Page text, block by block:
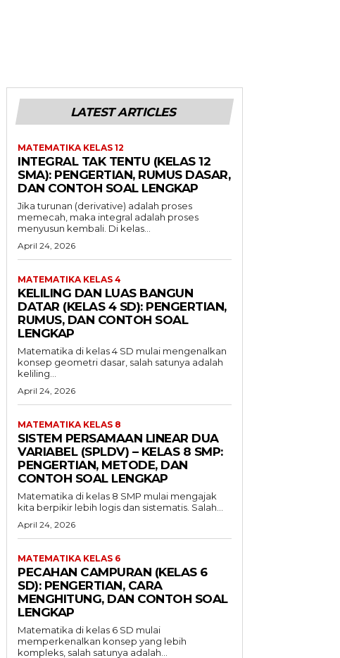
LATEST ARTICLES
MATEMATIKA KELAS 12
INTEGRAL TAK TENTU (KELAS 12
SMA): PENGERTIAN, RUMUS DASAR,
DAN CONTOH SOAL LENGKAP
Jika turunan (derivative) adalah proses
memecah, maka integral adalah proses
menyusun kembali. Di kelas...
April 24, 2026
MATEMATIKA KELAS 4
KELILING DAN LUAS BANGUN
DATAR (KELAS 4 SD): PENGERTIAN,
RUMUS, DAN CONTOH SOAL
LENGKAP
Matematika di kelas 4 SD mulai mengenalkan
konsep geometri dasar, salah satunya adalah
keliling...
April 24, 2026
MATEMATIKA KELAS 8
SISTEM PERSAMAAN LINEAR DUA
VARIABEL (SPLDV) – KELAS 8 SMP:
PENGERTIAN, METODE, DAN
CONTOH SOAL LENGKAP
Matematika di kelas 8 SMP mulai mengajak
kita berpikir lebih logis dan sistematis. Salah...
April 24, 2026
MATEMATIKA KELAS 6
PECAHAN CAMPURAN (KELAS 6
SD): PENGERTIAN, CARA
MENGHITUNG, DAN CONTOH SOAL
LENGKAP
Matematika di kelas 6 SD mulai
memperkenalkan konsep yang lebih
kompleks, salah satunya adalah...